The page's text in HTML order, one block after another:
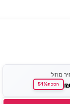
מוזל
₪ חסכת51%